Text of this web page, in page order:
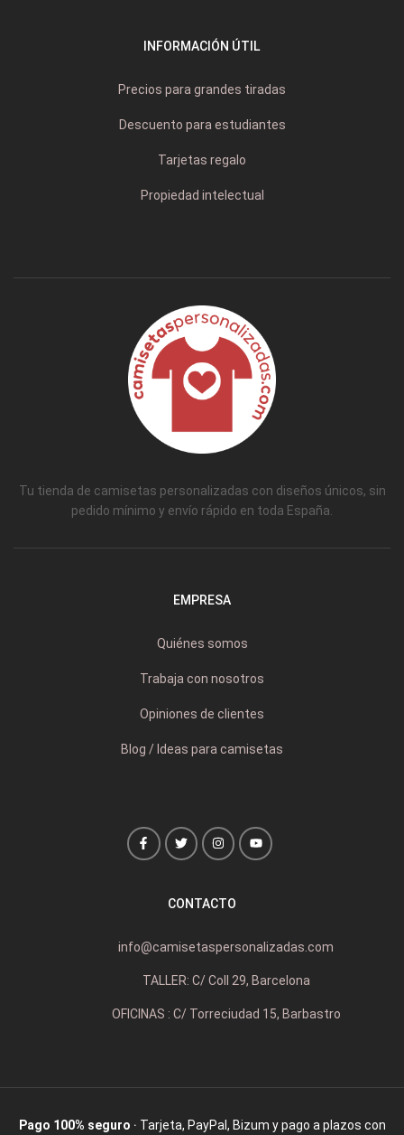
INFORMACIÓN ÚTIL
Precios para grandes tiradas
Descuento para estudiantes
Tarjetas regalo
Propiedad intelectual
Tu tienda de camisetas personalizadas con diseños únicos, sin
pedido mínimo y envío rápido en toda España.
EMPRESA
Quiénes somos
Trabaja con nosotros
Opiniones de clientes
Blog / Ideas para camisetas
CONTACTO
info@camisetaspersonalizadas.com
TALLER: C/ Coll 29, Barcelona
OFICINAS : C/ Torreciudad 15, Barbastro
Pago 100% seguro · Tarjeta, PayPal, Bizum y pago a plazos con